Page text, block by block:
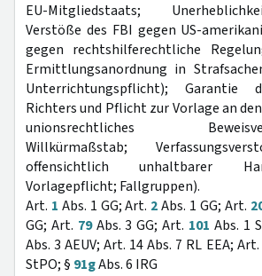
EU-Mitgliedstaats;
Verstöße des FBI gegen US-
gegen rechtshilferechtliche
Ermittlungsanordnung in
Unterrichtungspflicht); Garantie
Richters und Pflicht zur Vorlage an
unionsrechtliches
Willkürmaßstab;
offensichtlich unhaltbarer
Vorlagepflicht; Fallgruppen).
Art. 1 Abs. 1 GG; Art. 2Abs. 1 GG; Art.
GG; Art. 79Abs. 3 GG; Art. 101 Abs. 1
Abs. 3 AEUV; Art. 14 Abs. 7 RL EEA;
StPO; § 91gAbs. 6 IRG